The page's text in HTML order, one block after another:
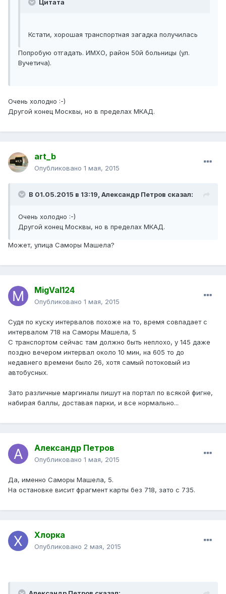
Цитата
Кстати, хорошая транспортная загадка получилась
Попробую отгадать. ИМХО, район 50й больницы (ул.
Вучетича).
Очень холодно :-)
Другой конец Москвы, но в пределах МКАД.
art_b
Опубликовано 1 мая, 2015
В 01.05.2015 в 13:19, Александр Петров сказал:
Очень холодно :-)
Другой конец Москвы, но в пределах МКАД.
Может, улица Саморы Машела?
MigVal124
Опубликовано 1 мая, 2015
Судя по куску интервалов похоже на то, время совпадает с
интервалом 718 на Саморы Машела, 5
С транспортом сейчас там должно быть неплохо, у 145 даже
поздно вечером интервал около 10 мин, на 605 то до
недавнего времени было 26, хотя самый потоковый из
автобусных.
Зато различные маргиналы пишут на портал по всякой фигне,
набирая баллы, доставая парки, и все нормально...
Александр Петров
Опубликовано 1 мая, 2015
Да, именно Саморы Машела, 5.
На остановке висит фрагмент карты без 718, зато с 735.
Хлорка
Опубликовано 2 мая, 2015